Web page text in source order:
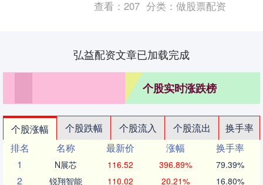
较多的精力。 觉....
查看： 207 分类： 做股票配资
弘益配资文章已加载完成
个股实时涨跌榜
个股涨幅 个股跌幅 个股流入 个股流出
换手率
排名
名称 最新价 涨幅
换手率
1
N展芯 116.52 396.89% 79.39%
2 锐翔智能 110.02 20.21% 16.80%